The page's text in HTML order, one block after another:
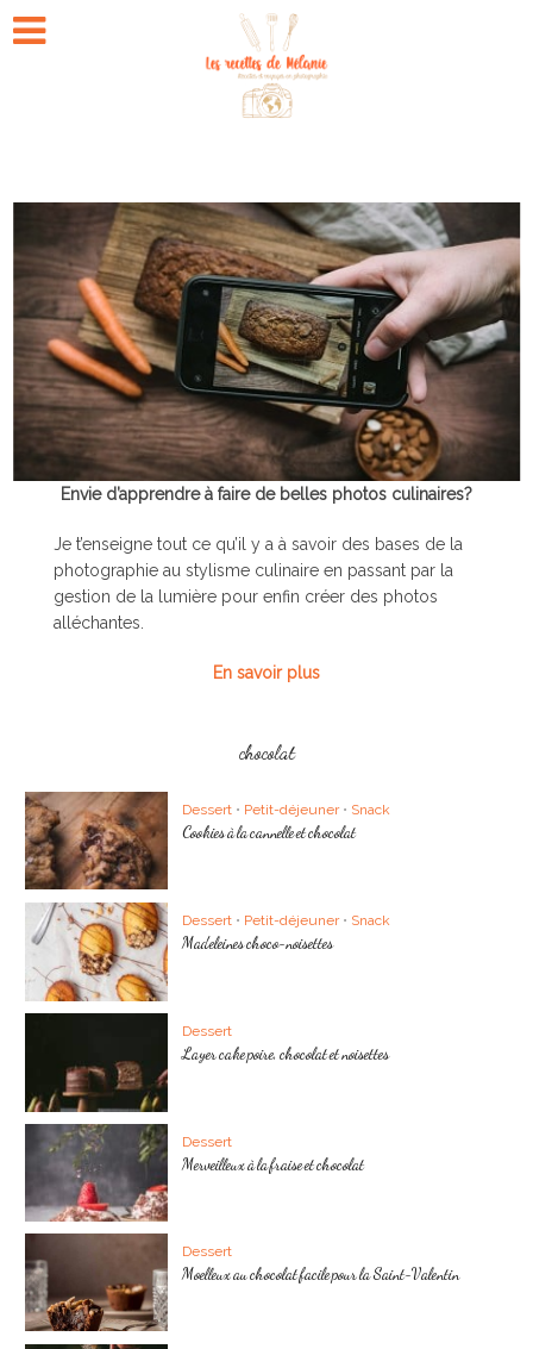
Envie d’apprendre à faire de belles photos culinaires?
Je t’enseigne tout ce qu’il y a à savoir des bases de la
photographie au stylisme culinaire en passant par la
gestion de la lumière pour enfin créer des photos
alléchantes.
En savoir plus
chocolat
Dessert • Petit-déjeuner • Snack
Cookies à la cannelle et chocolat
Dessert • Petit-déjeuner • Snack
Madeleines choco-noisettes
Dessert
Layer cake poire, chocolat et noisettes
Dessert
Merveilleux à la fraise et chocolat
Dessert
Moelleux au chocolat facile pour la Saint-Valentin